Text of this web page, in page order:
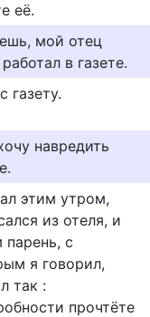
её.
мой отец
в газете.
газету.
навредить
этим утром,
из отеля, и
парень, с
я говорил,
так :
прочтёте